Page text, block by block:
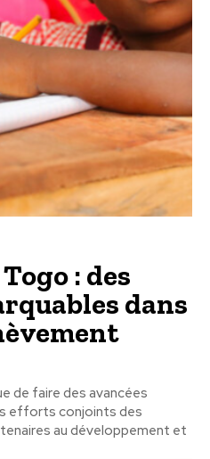
: des
dans
de faire des avancées
efforts conjoints des
au développement et